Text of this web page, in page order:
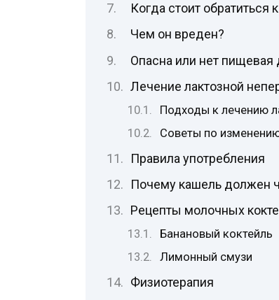
Когда стоит обратиться
Чем он вреден?
Опасна или нет пищевая
Лечение лактозной
Подходы к лечению
Советы по
Правила употребления
Почему кашель должен
Рецепты молочных
Банановый коктейль
Лимонный смузи
Физиотерапия